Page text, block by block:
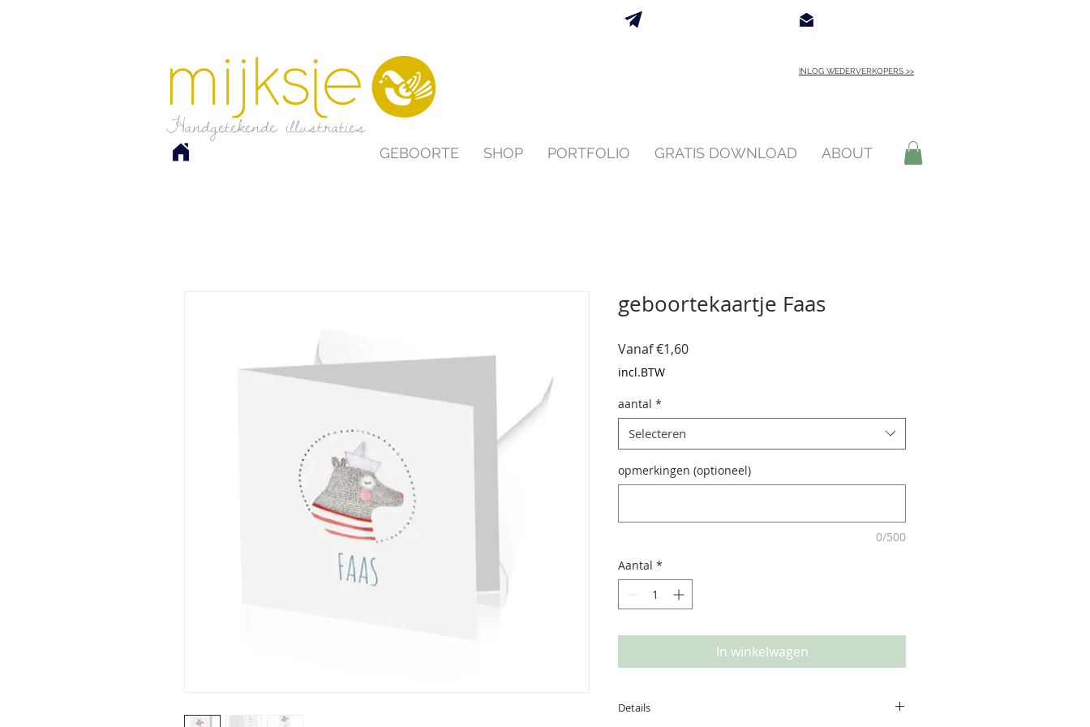
INLOG WEDERVERKOPERS >>
Handgetekende illustraties
GEBOORTE SHOP PORTFOLIO GRATIS DOWNLOAD ABOUT
geboortekaartje Faas
Vanaf€1,60Verkoopprijs
incl.BTW
aantal *
Selecteren
opmerkingen (optioneel)
0/500
Aantal *
In winkelwagen
Details